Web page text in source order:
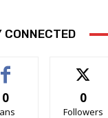
CONNECTED
0 0
Followers